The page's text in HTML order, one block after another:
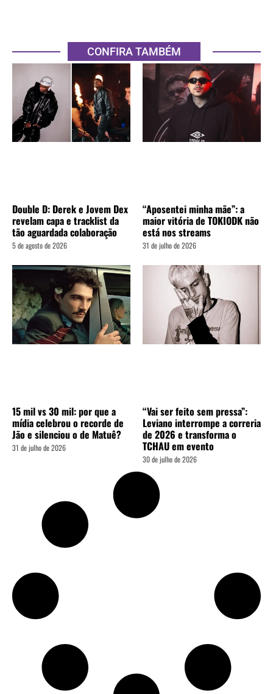
CONFIRA TAMBÉM
Double D: Derek e Jovem Dex
revelam capa e tracklist da
tão aguardada colaboração
5 de agosto de 2026
“Aposentei minha mãe”: a
maior vitória de TOKIODK não
está nos streams
31 de julho de 2026
15 mil vs 30 mil: por que a
mídia celebrou o recorde de
Jão e silenciou o de Matuê?
31 de julho de 2026
“Vai ser feito sem pressa”:
Leviano interrompe a correria
de 2026 e transforma o
TCHAU em evento
30 de julho de 2026